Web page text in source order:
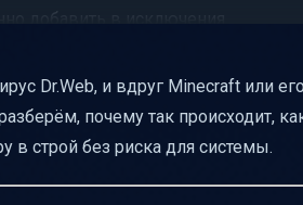
добавить в исключения
о рисках
и форматирование для удобства
на разных платформах
Dr.Web, и вдруг Minecraft или его
почему так происходит,
в строй без риска для системы.